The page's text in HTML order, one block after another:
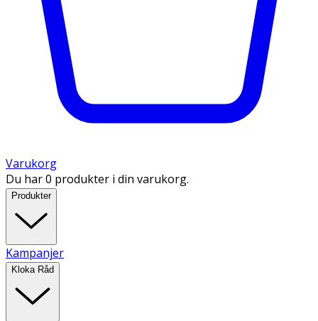
Varukorg
Du har 0 produkter i din varukorg.
Produkter
Kampanjer
Kloka Råd